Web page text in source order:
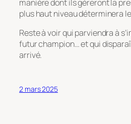
manière dont ils géreront la
plus haut niveau déterminera
Reste à voir qui parviendra à
futur champion… et qui
arrivé.
2 mars 2025